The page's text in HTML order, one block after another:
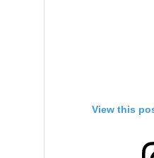
View this